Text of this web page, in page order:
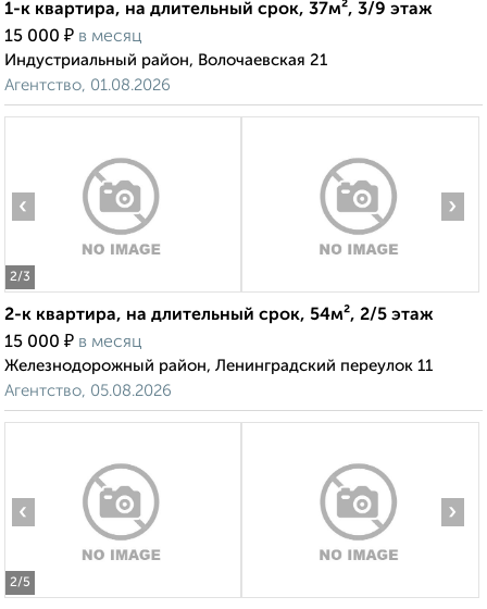
1-к квартира, на длительный срок, 37м², 3/9 этаж
15 000 ₽ в месяц
Индустриальный район, Волочаевская 21
Агентство, 01.08.2026
2/3
‹ ›
2-к квартира, на длительный срок, 54м², 2/5 этаж
15 000 ₽ в месяц
Железнодорожный район, Ленинградский переулок 11
Агентство, 05.08.2026
2/5
‹ ›